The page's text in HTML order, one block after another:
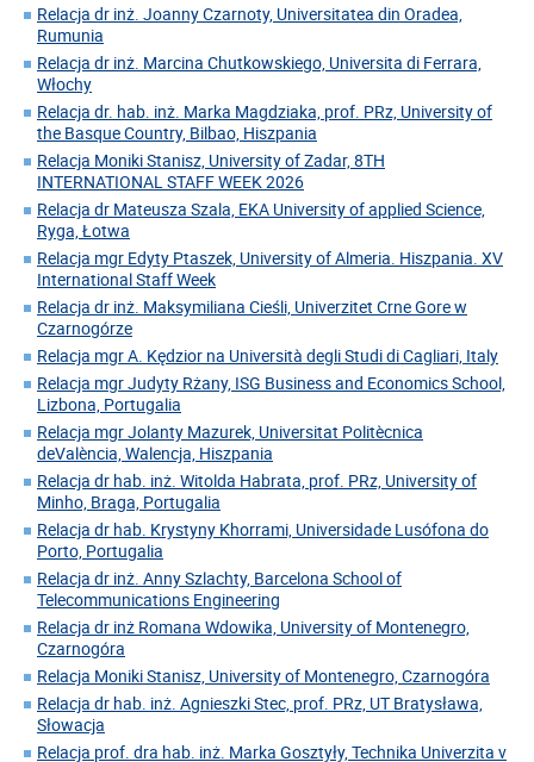
Relacja dr inż. Joanny Czarnoty, Universitatea din Oradea,
Rumunia
Relacja dr inż. Marcina Chutkowskiego, Universita di Ferrara,
Włochy
Relacja dr. hab. inż. Marka Magdziaka, prof. PRz, University of
the Basque Country, Bilbao, Hiszpania
Relacja Moniki Stanisz, University of Zadar, 8TH
INTERNATIONAL STAFF WEEK 2026
Relacja dr Mateusza Szala, EKA University of applied Science,
Ryga, Łotwa
Relacja mgr Edyty Ptaszek, University of Almeria. Hiszpania. XV
International Staff Week
Relacja dr inż. Maksymiliana Cieśli, Univerzitet Crne Gore w
Czarnogórze
Relacja mgr A. Kędzior na Università degli Studi di Cagliari, Italy
Relacja mgr Judyty Rżany, ISG Business and Economics School,
Lizbona, Portugalia
Relacja mgr Jolanty Mazurek, Universitat Politècnica
deValència, Walencja, Hiszpania
Relacja dr hab. inż. Witolda Habrata, prof. PRz, University of
Minho, Braga, Portugalia
Relacja dr hab. Krystyny Khorrami, Universidade Lusófona do
Porto, Portugalia
Relacja dr inż. Anny Szlachty, Barcelona School of
Telecommunications Engineering
Relacja dr inż Romana Wdowika, University of Montenegro,
Czarnogóra
Relacja Moniki Stanisz, University of Montenegro, Czarnogóra
Relacja dr hab. inż. Agnieszki Stec, prof. PRz, UT Bratysława,
Słowacja
Relacja prof. dra hab. inż. Marka Gosztyły, Technika Univerzita v